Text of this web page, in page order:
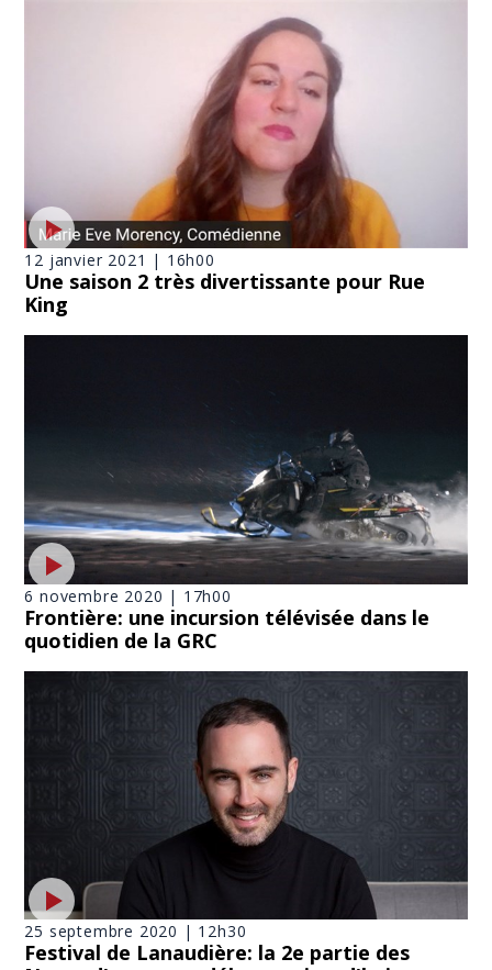
12 janvier 2021 | 16h00
Une saison 2 très divertissante pour Rue
King
6 novembre 2020 | 17h00
Frontière: une incursion télévisée dans le
quotidien de la GRC
25 septembre 2020 | 12h30
Festival de Lanaudière: la 2e partie des